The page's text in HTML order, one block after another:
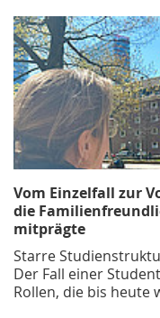
Vom Einzelfall zur
die
mitprägte
Starre
Der Fall einer
Rollen, die bis heute